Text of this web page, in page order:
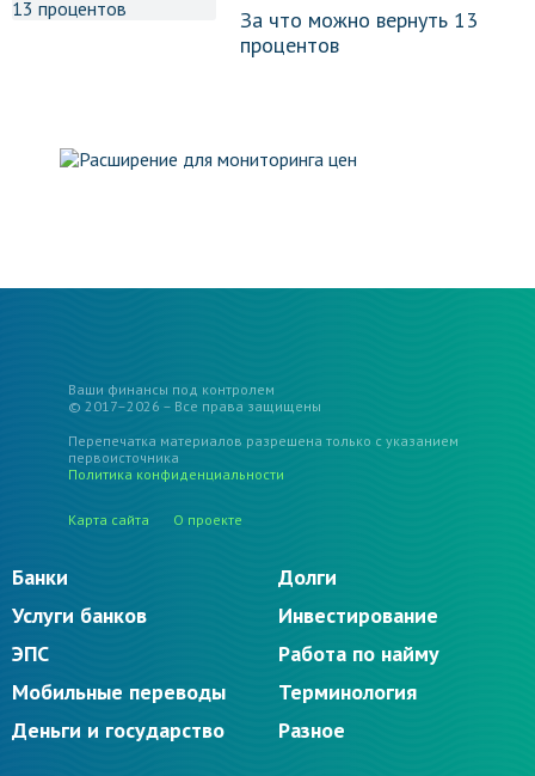
За что можно вернуть 13
процентов
Ваши финансы под контролем
© 2017–2026 – Все права защищены
Перепечатка материалов разрешена только с указанием
первоисточника
Политика конфиденциальности
Карта сайта О проекте
Банки
Услуги банков
ЭПС
Мобильные переводы
Деньги и государство
Долги
Инвестирование
Работа по найму
Терминология
Разное